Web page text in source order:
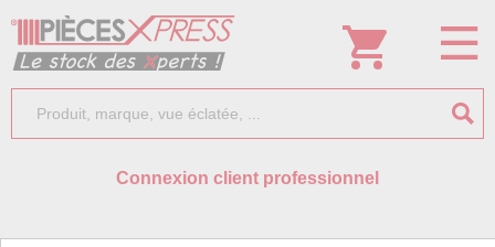
Connexion client professionnel